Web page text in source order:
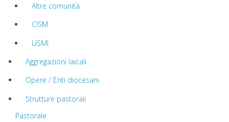
Altre comunità
CISM
USMI
Aggregazioni laicali
Opere / Enti diocesani
Strutture pastorali
Pastorale